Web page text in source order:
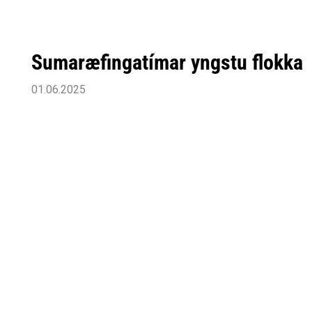
Sumaræfingatímar yngstu flokka
01.06.2025